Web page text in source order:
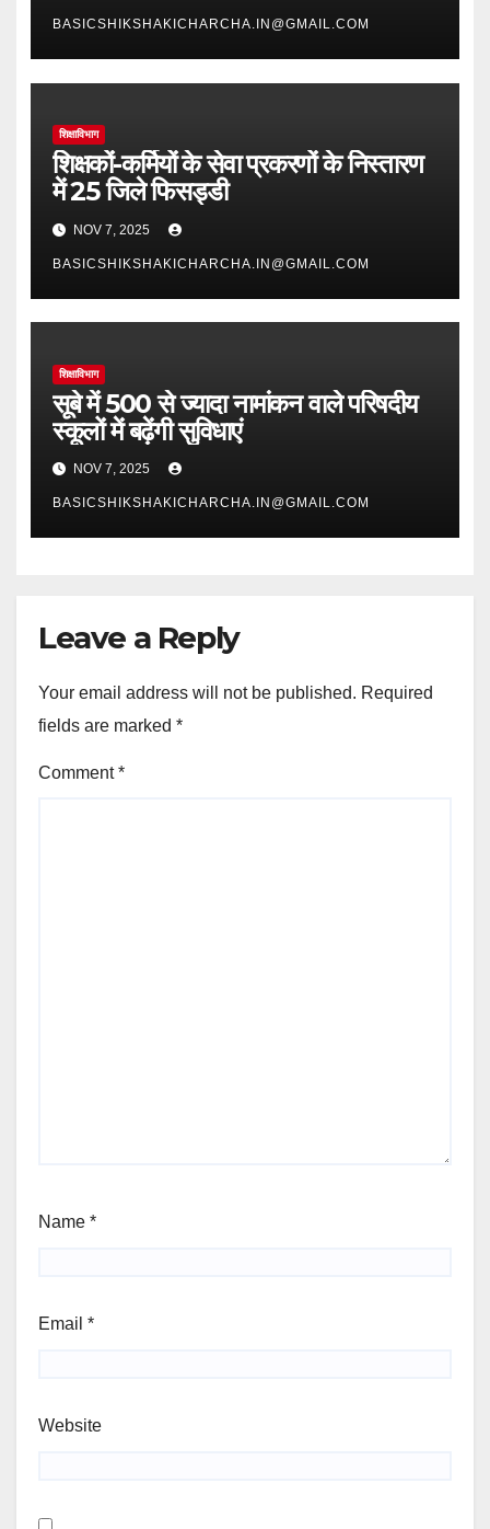
BASICSHIKSHAKICHARCHA.IN@GMAIL.COM
शिक्षाविभाग
शिक्षकों-कर्मियों के सेवा प्रकरणों के निस्तारण
में 25 जिले फिसड्डी
NOV 7, 2025
BASICSHIKSHAKICHARCHA.IN@GMAIL.COM
शिक्षाविभाग
सूबे में 500 से ज्यादा नामांकन वाले परिषदीय
स्कूलों में बढ़ेंगी सुविधाएं
NOV 7, 2025
BASICSHIKSHAKICHARCHA.IN@GMAIL.COM
Leave a Reply
Your email address will not be published. Required
fields are marked *
Comment*
Name *
Email *
Website